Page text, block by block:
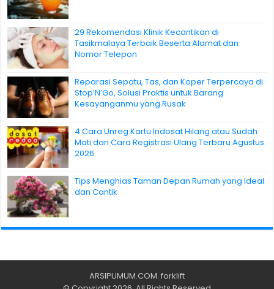
29 Rekomendasi Klinik Kecantikan di
Tasikmalaya Terbaik Beserta Alamat dan
Nomor Telepon
Reparasi Sepatu, Tas, dan Koper Terpercaya di
Stop’N’Go, Solusi Praktis untuk Barang
Kesayanganmu yang Rusak
4 Cara Unreg Kartu Indosat Hilang atau Sudah
Mati dan Cara Registrasi Ulang Terbaru Agustus
2026
Tips Menghias Taman Depan Rumah yang Ideal
dan Cantik
ARSIPUMUM.COM. forklift